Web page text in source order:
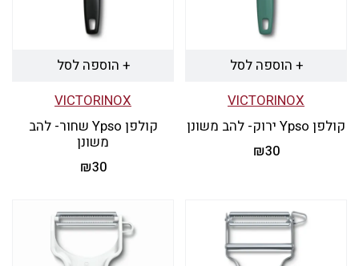
+ הוספה לסל
VICTORINOX
קולפן Ypso ירוק- להב משונן
₪30
+ הוספה לסל
VICTORINOX
קולפן Ypso שחור- להב
משונן
₪30